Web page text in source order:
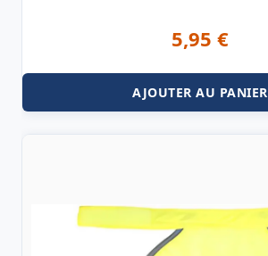
5,95 €
AJOUTER AU PANIER